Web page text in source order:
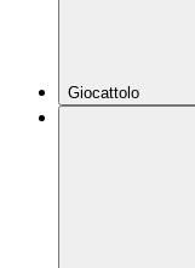
Giocattolo